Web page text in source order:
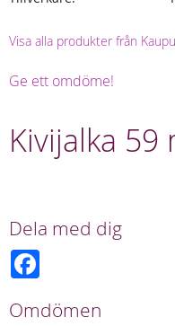
Visa alla produkter från
Ge ett omdöme!
Kivijalka
Dela med dig
b
Omdömen